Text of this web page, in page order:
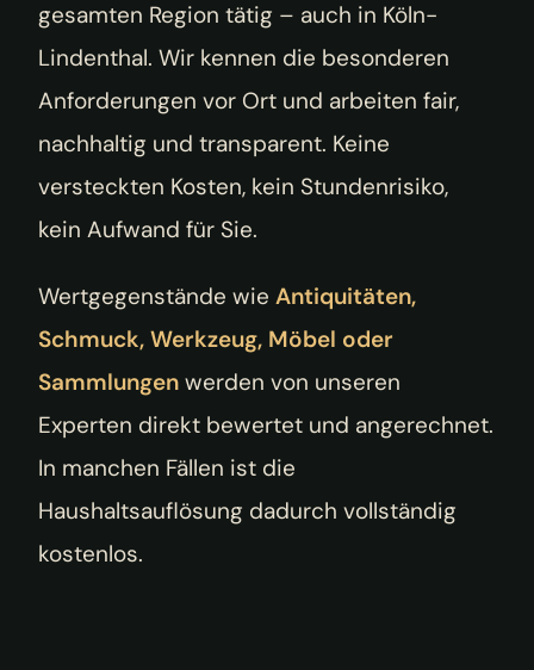
gesamten Region tätig – auch in Köln-
Lindenthal. Wir kennen die besonderen
Anforderungen vor Ort und arbeiten fair,
nachhaltig und transparent. Keine
versteckten Kosten, kein Stundenrisiko,
kein Aufwand für Sie.
Wertgegenstände wie Antiquitäten,
Schmuck, Werkzeug, Möbel oder
Sammlungen werden von unseren
Experten direkt bewertet und angerechnet.
In manchen Fällen ist die
Haushaltsauflösung dadurch vollständig
kostenlos.